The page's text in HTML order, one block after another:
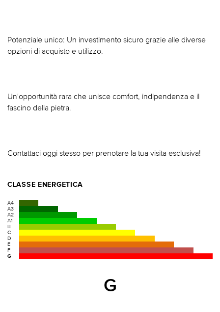
Potenziale unico: Un investimento sicuro grazie alle diverse
opzioni di acquisto e utilizzo.
Un'opportunità rara che unisce comfort, indipendenza e il
fascino della pietra.
Contattaci oggi stesso per prenotare la tua visita esclusiva!
CLASSE ENERGETICA
A4
A3
A2
A1
B
C
D
E
F
G
G